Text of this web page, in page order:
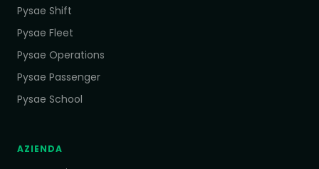
Pysae Shift
Pysae Fleet
Pysae Operations
Pysae Passenger
Pysae School
AZIENDA